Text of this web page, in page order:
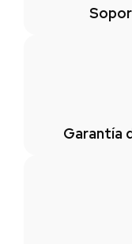
Garantía